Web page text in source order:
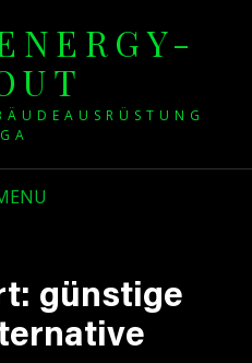
günstige